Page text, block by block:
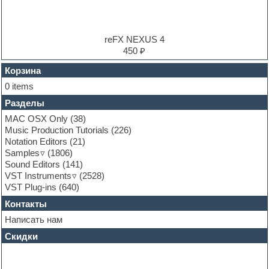
FL Studio
Flute
Folk samples
Fruityloops
Funk
Garritan
General MIDI kits
Guitar emulation
Guitar loops
Guitar processing and effects
Hands-up samples
Hardstyle
Heavy metal sample packs
Hip-hop
House music
Hypersonic
Jazz
reFX NEXUS 4
450 ₽
Корзина
0 items
Разделы
MAC OSX Only (38)
Music Production Tutorials (226)
Notation Editors (21)
Samples
(1806)
Sound Editors (141)
VST Instruments
(2528)
VST Plug-ins (640)
Контакты
Написать нам
Скидки